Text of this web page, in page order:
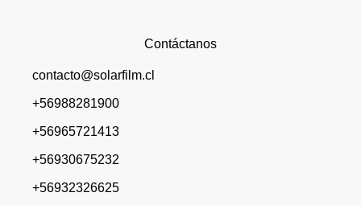
Contáctanos
contacto@solarfilm.cl
+56988281900
+56965721413
+56930675232
+56932326625